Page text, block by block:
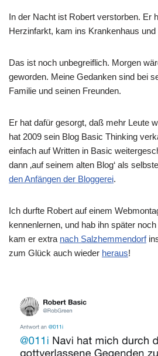
In der Nacht ist Robert verstorben. Er
Herzinfarkt, kam ins Krankenhaus
Das ist noch unbegreiflich. Morgen
geworden. Meine Gedanken sind bei
Familie und seinen Freunden.
Er hat dafür gesorgt, daß mehr Leute
hat 2009 sein Blog Basic Thinking
einfach auf Written in Basic
dann ‚auf seinem alten Blog‘ als
den Anfängen der Bloggerei.
Ich durfte Robert auf einem
kennenlernen, und hab ihn später
kam er extra nach Salzhemmendorf
zum Glück auch wieder heraus!